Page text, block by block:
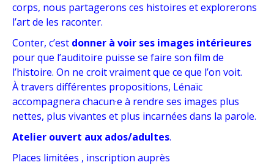
corps, nous partagerons ces histoires et explorerons
l’art de les raconter.
Conter, c’est donner à voir ses images intérieures
pour que l’auditoire puisse se faire son film de
l’histoire. On ne croit vraiment que ce que l’on voit.
À travers différentes propositions, Lénaïc
accompagnera chacun·e à rendre ses images plus
nettes, plus vivantes et plus incarnées dans la parole.
Atelier ouvert aux ados/adultes.
Places limitées , inscription auprès